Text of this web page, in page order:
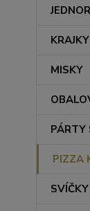
MISKY
PÁRTY
PIZZA
SVÍČKY